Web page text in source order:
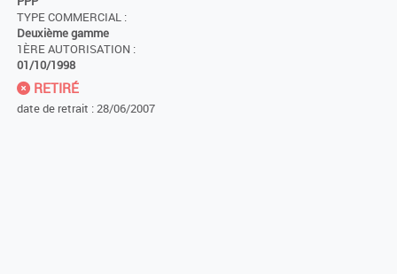
TYPE COMMERCIAL :
Deuxième gamme
1ÈRE AUTORISATION :
01/10/1998
RETIRÉ
date de retrait : 28/06/2007